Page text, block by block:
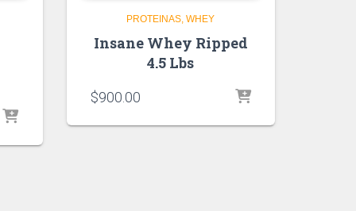
PROTEINAS WHEY
Insane Whey Ripped
4.5 Lbs
$900.00